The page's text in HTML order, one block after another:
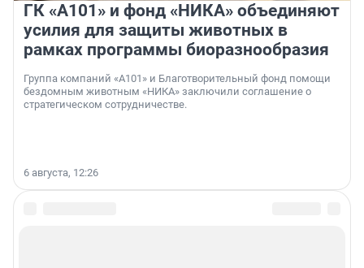
ГК «А101» и фонд «НИКА» объединяют
усилия для защиты животных в
рамках программы биоразнообразия
Группа компаний «А101» и Благотворительный фонд помощи
бездомным животным «НИКА» заключили соглашение о
стратегическом сотрудничестве.
6 августа, 12:26